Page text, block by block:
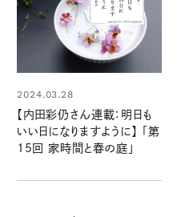
2024.03.28
【内田彩仍さん連載：明日も
いい日になりますように】 「第
15回 家時間と春の庭」